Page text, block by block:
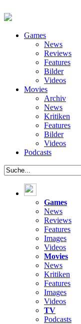
Games
News
Reviews
Features
Bilder
Videos
Movies
Archiv
News
Kritiken
Features
Bilder
Videos
Podcasts
Games
News
Reviews
Features
Images
Videos
Movies
News
Kritiken
Features
Images
Videos
TV
Podcasts